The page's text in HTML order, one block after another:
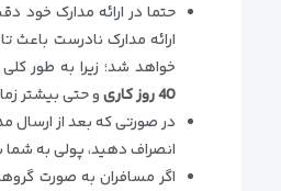
حتما در ارائه مدارک خود
ارائه مدارک نادرست باعث
خواهد شد؛ زیرا به طور
40 روز کاری
و حتی بیشتر
در صورتی که بعد از ارسال
انصراف دهید، پولی به شما
اگر مسافران به صورت